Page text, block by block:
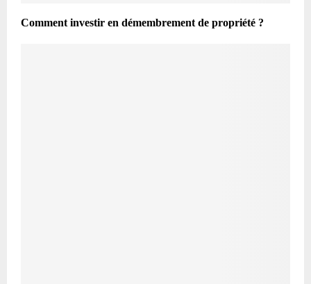
Comment investir en démembrement de propriété ?